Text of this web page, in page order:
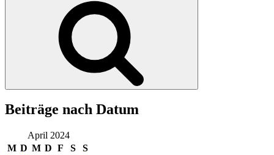
Beiträge nach Datum
April 2024
M D M D F S
S